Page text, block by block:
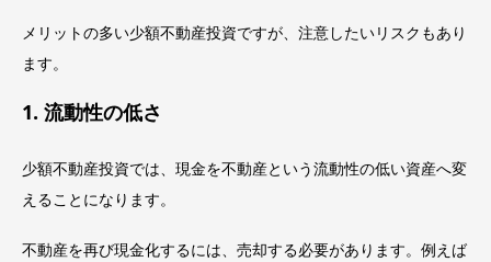
メリットの多い少額不動産投資ですが、注意したいリスクもあり
ます。
1. 流動性の低さ
少額不動産投資では、現金を不動産という流動性の低い資産へ変
えることになります。
不動産を再び現金化するには、売却する必要があります。例えば